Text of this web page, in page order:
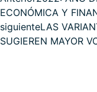
ECONÓMICA Y
siguienteLAS
SUGIEREN MAYOR